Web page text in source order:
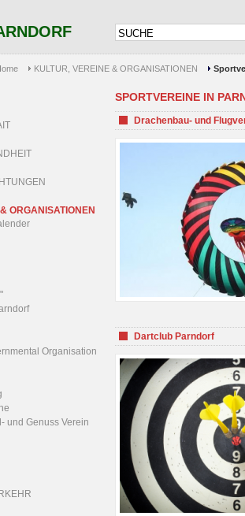
KULTUR, VEREINE & ORGANISATIONEN
ORGANISATIONEN
Organisation
und Genuss Verein
SPORTVEREINE IN
Drachenbau- und
Dartclub Parndorf